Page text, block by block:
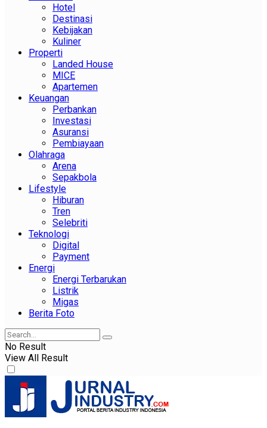
Hotel
Destinasi
Kebijakan
Kuliner
Properti
Landed House
MICE
Apartemen
Keuangan
Perbankan
Investasi
Asuransi
Pembiayaan
Olahraga
Arena
Sepakbola
Lifestyle
Hiburan
Tren
Selebriti
Teknologi
Digital
Payment
Energi
Energi Terbarukan
Listrik
Migas
Berita Foto
No Result
View All Result